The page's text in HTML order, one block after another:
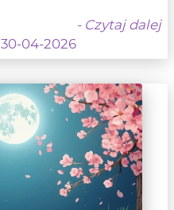
- Czytaj dalej
30-04-2026